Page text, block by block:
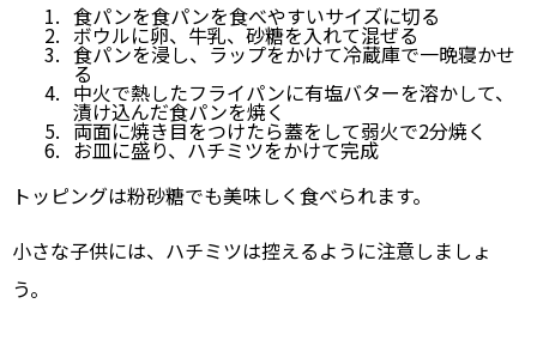
食パンを食パンを食べやすいサイズに切る
ボウルに卵、牛乳、砂糖を入れて混ぜる
食パンを浸し、ラップをかけて冷蔵庫で一晩寝かせ
る
中火で熱したフライパンに有塩バターを溶かして、
漬け込んだ食パンを焼く
両面に焼き目をつけたら蓋をして弱火で2分焼く
お皿に盛り、ハチミツをかけて完成
トッピングは粉砂糖でも美味しく食べられます。
小さな子供には、ハチミツは控えるように注意しましょ
う。